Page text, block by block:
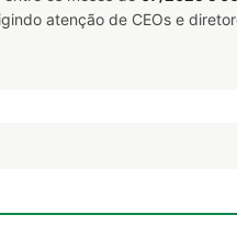
atenção de CEOs e